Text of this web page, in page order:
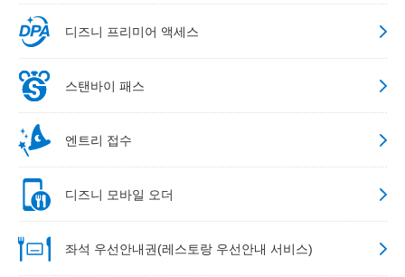
디즈니 프리미어 액세스
스탠바이 패스
엔트리 접수
디즈니 모바일 오더
좌석 우선안내권(레스토랑 우선안내 서비스)